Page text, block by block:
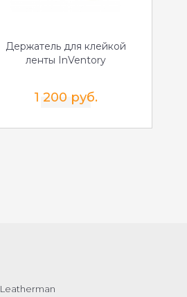
Держатель для клейкой
ленты InVentory
1 200 руб.
Leatherman